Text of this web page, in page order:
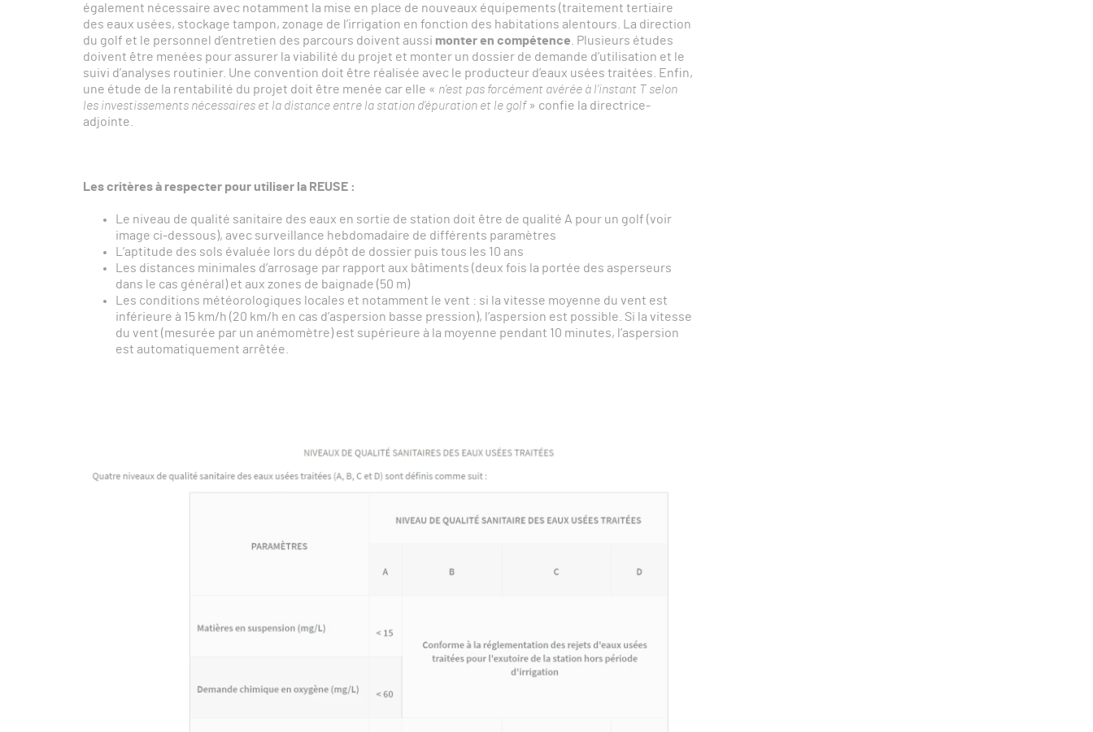
également nécessaire avec notamment la mise en place de nouveaux équipements (traitement tertiaire
des eaux usées, stockage tampon, zonage de l’irrigation en fonction des habitations alentours. La direction
du golf et le personnel d’entretien des parcours doivent aussi monter en compétence. Plusieurs études
doivent être menées pour assurer la viabilité du projet et monter un dossier de demande d’utilisation et le
suivi d’analyses routinier. Une convention doit être réalisée avec le producteur d’eaux usées traitées. Enfin,
une étude de la rentabilité du projet doit être menée car elle « n’est pas forcément avérée à l’instant T selon
les investissements nécessaires et la distance entre la station d’épuration et le golf» confie la directrice-
adjointe.
Les critères à respecter pour utiliser la REUSE :
Le niveau de qualité sanitaire des eaux en sortie de station doit être de qualité A pour un golf (voir
image ci-dessous), avec surveillance hebdomadaire de différents paramètres
L’aptitude des sols évaluée lors du dépôt de dossier puis tous les 10 ans
Les distances minimales d’arrosage par rapport aux bâtiments (deux fois la portée des asperseurs
dans le cas général) et aux zones de baignade (50 m)
Les conditions météorologiques locales et notamment le vent : si la vitesse moyenne du vent est
inférieure à 15 km/h (20 km/h en cas d’aspersion basse pression), l’aspersion est possible. Si la vitesse
du vent (mesurée par un anémomètre) est supérieure à la moyenne pendant 10 minutes, l’aspersion
est automatiquement arrêtée.